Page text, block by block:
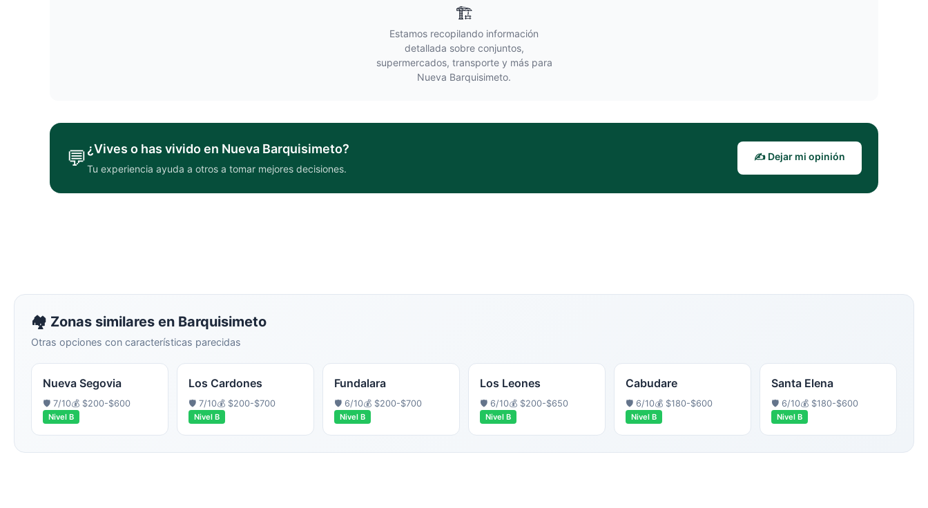
🏗️
Estamos recopilando información
detallada sobre conjuntos,
supermercados, transporte y más para
Nueva Barquisimeto.
💬¿Vives o has vivido en Nueva Barquisimeto?
Tu experiencia ayuda a otros a tomar mejores decisiones.
✍️ Dejar mi opinión
🏘️ Zonas similares en Barquisimeto
Otras opciones con características parecidas
Nueva Segovia
🛡️ 7/10💰 $200-$600
Nivel B
Los Cardones
🛡️ 7/10💰 $200-$700
Nivel B
Fundalara
🛡️ 6/10💰 $200-$700
Nivel B
Los Leones
🛡️ 6/10💰 $200-$650
Nivel B
Cabudare
🛡️ 6/10💰 $180-$600
Nivel B
Santa Elena
🛡️ 6/10💰 $180-$600
Nivel B